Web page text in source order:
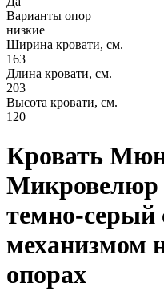
Варианты опор
низкие
Ширина кровати, см.
163
Длина кровати, см.
203
Высота кровати, см.
120
Кровать
Микровелюр
темно-
механизмом
опорах